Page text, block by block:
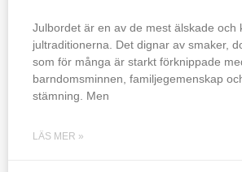
Julbordet är en av de mest älskade och
jultraditionerna. Det dignar av smaker,
som för många är starkt förknippade
barndomsminnen, familjegemenskap
stämning. Men
LÄS MER »